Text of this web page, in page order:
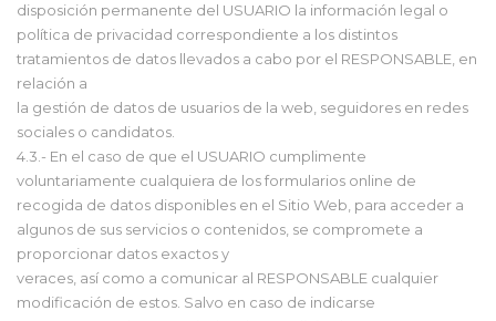
disposición permanente del USUARIO la información legal o
política de privacidad correspondiente a los distintos
tratamientos de datos llevados a cabo por el RESPONSABLE, en
relación a
la gestión de datos de usuarios de la web, seguidores en redes
sociales o candidatos.
4.3.- En el caso de que el USUARIO cumplimente
voluntariamente cualquiera de los formularios online de
recogida de datos disponibles en el Sitio Web, para acceder a
algunos de sus servicios o contenidos, se compromete a
proporcionar datos exactos y
veraces, así como a comunicar al RESPONSABLE cualquier
modificación de estos. Salvo en caso de indicarse